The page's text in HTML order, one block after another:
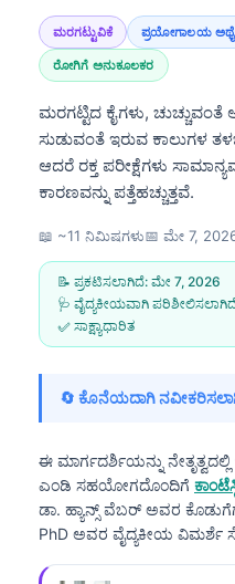
ಮರಗಟ್ಟುವಿಕೆ ಪ್ರಯೋಗಾಲಯ
ರೋಗಿಗೆ ಅನುಕೂಲಕರ
ಮರಗಟ್ಟಿದ ಕೈಗಳು,
ಸುಡುವಂತೆ ಇರುವ ಕಾಲುಗಳ
ಆದರೆ ರಕ್ತ ಪರೀಕ್ಷೆಗಳು
ಕಾರಣವನ್ನು ಪತ್ತೆಹಚ್ಚುತ್ತವೆ.
📖 ~11 ನಿಮಿಷಗಳು📅 ಮೇ 7,
📝 ಪ್ರಕಟಿಸಲಾಗಿದೆ: ಮೇ 7, 2026
🩺 ವೈದ್ಯಕೀಯವಾಗಿ
✅ ಸಾಕ್ಷ್ಯಾಧಾರಿತ
🔄 ಕೊನೆಯದಾಗಿ
ಈ ಮಾರ್ಗದರ್ಶಿಯನ್ನು
ಎಂಡಿ ಸಹಯೋಗದೊಂದಿಗೆ
ಡಾ. ಹ್ಯಾನ್ಸ್ ವೆಬರ್ ಅವರ
PhD ಅವರ ವೈದ್ಯಕೀಯ ವಿಮರ್ಶೆ